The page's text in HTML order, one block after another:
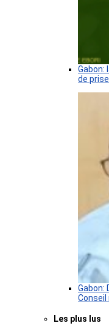
Gabon:
de
Gabon:
Conseil
Les plus lus